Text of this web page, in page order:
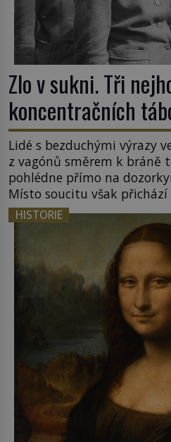
Zlo v sukni. Tři
koncentračních
Lidé s bezduchými výrazy
z vagónů směrem k bráně
pohlédne přímo na
Místo soucitu však přichází
posílá rovnou do plynové
Rudolf Höss (1901–1947),
1979) či Heinrich Himmler
o koho se historie jen
HISTORIE